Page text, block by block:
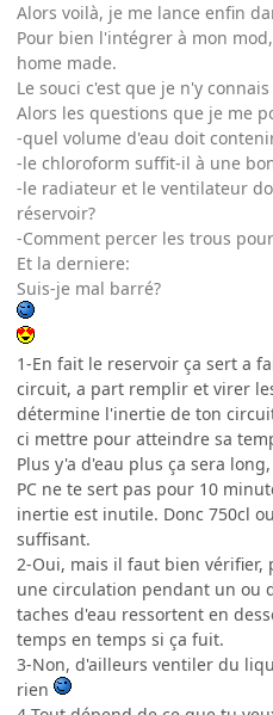
Alors voilà, je me lance enfin
Pour bien l'intégrer à mon
home made.
Le souci c'est que je n'y
Alors les questions que je me
-quel volume d'eau doit
-le chloroform suffit-il à une
-le radiateur et le ventilateur
réservoir?
-Comment percer les trous
Et la derniere:
Suis-je mal barré?
1-En fait le reservoir ça sert a
circuit, a part remplir et virer
détermine l'inertie de ton
ci mettre pour atteindre sa
Plus y'a d'eau plus ça sera
PC ne te sert pas pour 10
inertie est inutile. Donc 750cl
suffisant.
2-Oui, mais il faut bien vérifier,
une circulation pendant un ou
taches d'eau ressortent en
temps en temps si ça fuit.
3-Non, d'ailleurs ventiler du
rien